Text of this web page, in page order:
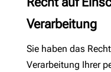
Verarbeitung
Sie haben das
Verarbeitung Ihrer